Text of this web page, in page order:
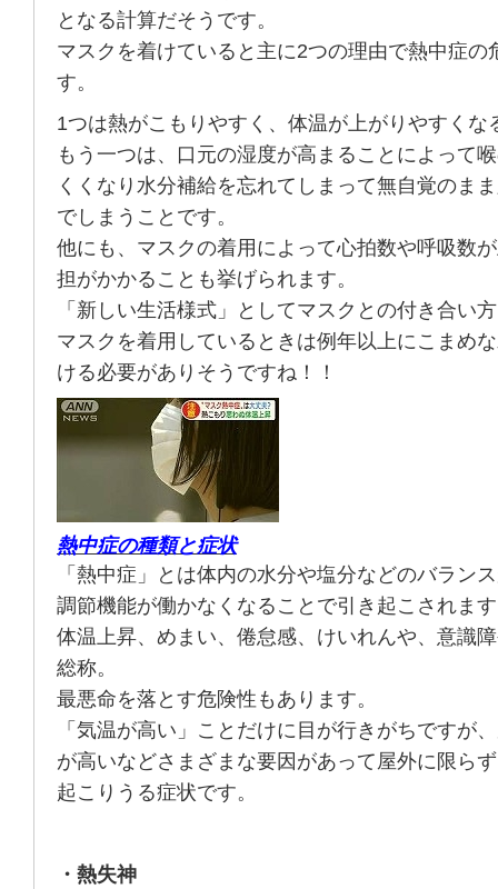
となる計算だそうです。
マスクを着けていると主に2つの理由で熱中症の
す。
1つは熱がこもりやすく、体温が上がりやすくな
もう一つは、口元の湿度が高まることによって
くくなり水分補給を忘れてしまって無自覚のま
でしまうことです。
他にも、マスクの着用によって心拍数や呼吸数
担がかかることも挙げられます。
「新しい生活様式」としてマスクとの付き合い
マスクを着用しているときは例年以上にこまめ
ける必要がありそうですね！！
熱中症の種類と症状
「熱中症」とは体内の水分や塩分などのバラン
調節機能が働かなくなることで引き起こされま
体温上昇、めまい、倦怠感、けいれんや、意識
総称。
最悪命を落とす危険性もあります。
「気温が高い」ことだけに目が行きがちですが
が高いなどさまざまな要因があって屋外に限ら
起こりうる症状です。
・熱失神